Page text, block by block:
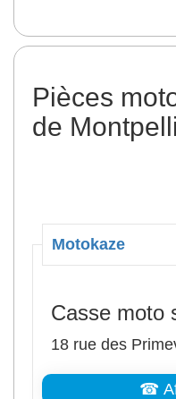
Pièces
de
Motokaze
Casse moto
18 rue des
☎